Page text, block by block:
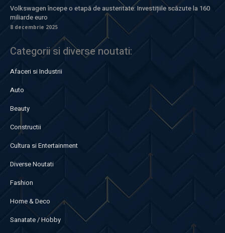
Volkswagen începe o etapă de austeritate: Investițiile scăzute la 160
miliarde euro
8 decembrie 2025
Categorii si diverse noutati:
Afaceri si Industrii
Auto
Beauty
Constructii
Cultura si Entertainment
Diverse Noutati
Fashion
Home & Deco
Sanatate / Hobby